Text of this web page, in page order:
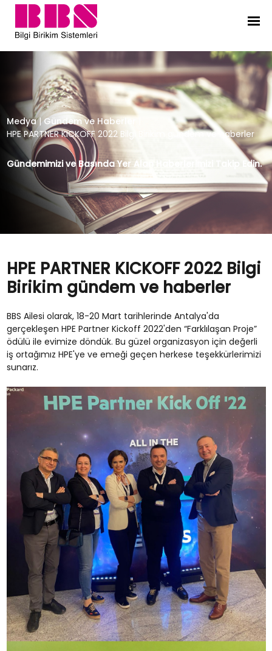
HPE PARTNER KICKOFF 2022
Medya | Gündem ve Haberler
HPE PARTNER KICKOFF 2022 Bilgi Birikim gündem ve haberler
Gündemimizi ve Basında Yer Alan Haberlerimizi Takip Edin.
HPE PARTNER KICKOFF 2022 Bilgi
Birikim gündem ve haberler
BBS Ailesi olarak, 18-20 Mart tarihlerinde Antalya'da
gerçekleşen HPE Partner Kickoff 2022'den “Farklılaşan Proje”
ödülü ile evimize döndük. Bu güzel organizasyon için değerli
iş ortağımız HPE'ye ve emeği geçen herkese teşekkürlerimizi
sunarız.